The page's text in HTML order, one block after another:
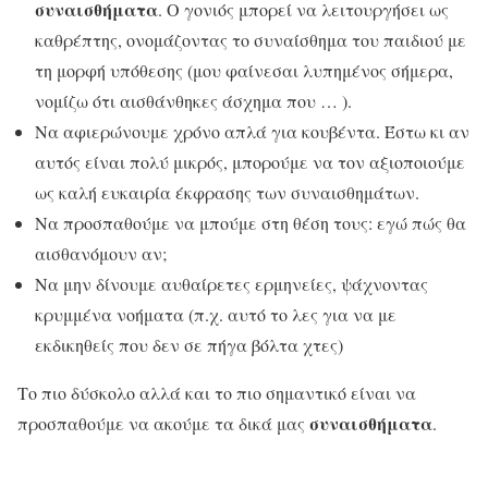
συναισθήματα. Ο γονιός μπορεί να λειτουργήσει ως
καθρέπτης, ονομάζοντας το συναίσθημα του παιδιού με
τη μορφή υπόθεσης (μου φαίνεσαι λυπημένος σήμερα,
νομίζω ότι αισθάνθηκες άσχημα που … ).
Να αφιερώνουμε χρόνο απλά για κουβέντα. Έστω κι αν
αυτός είναι πολύ μικρός, μπορούμε να τον αξιοποιούμε
ως καλή ευκαιρία έκφρασης των συναισθημάτων.
Να προσπαθούμε να μπούμε στη θέση τους: εγώ πώς θα
αισθανόμουν αν;
Να μην δίνουμε αυθαίρετες ερμηνείες, ψάχνοντας
κρυμμένα νοήματα (π.χ. αυτό το λες για να με
εκδικηθείς που δεν σε πήγα βόλτα χτες)
Το πιο δύσκολο αλλά και το πιο σημαντικό είναι να
προσπαθούμε να ακούμε τα δικά μας συναισθήματα.